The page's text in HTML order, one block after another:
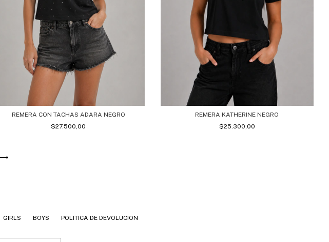
REMERA CON TACHAS ADARA NEGRO
$27.500,00
REMERA KATHERINE NEGRO
$25.300,00
GIRLS BOYS POLITICA DE DEVOLUCION